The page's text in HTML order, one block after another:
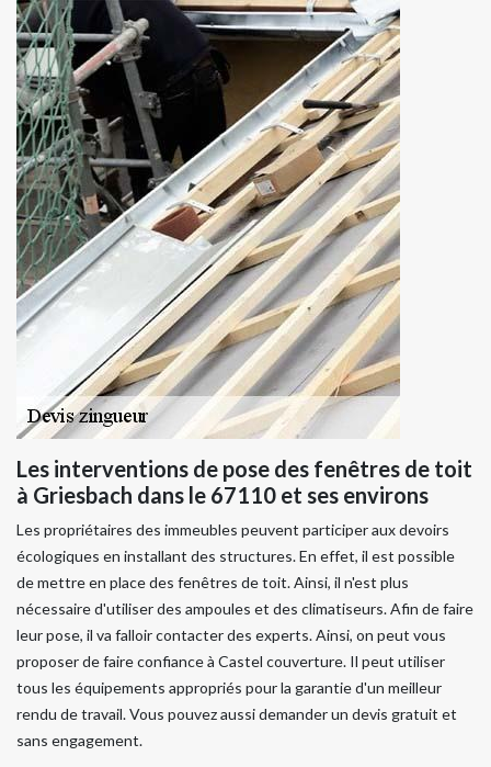
Les interventions de pose des fenêtres de toit
à Griesbach dans le 67110 et ses environs
Les propriétaires des immeubles peuvent participer aux devoirs
écologiques en installant des structures. En effet, il est possible
de mettre en place des fenêtres de toit. Ainsi, il n'est plus
nécessaire d'utiliser des ampoules et des climatiseurs. Afin de faire
leur pose, il va falloir contacter des experts. Ainsi, on peut vous
proposer de faire confiance à Castel couverture. Il peut utiliser
tous les équipements appropriés pour la garantie d'un meilleur
rendu de travail. Vous pouvez aussi demander un devis gratuit et
sans engagement.